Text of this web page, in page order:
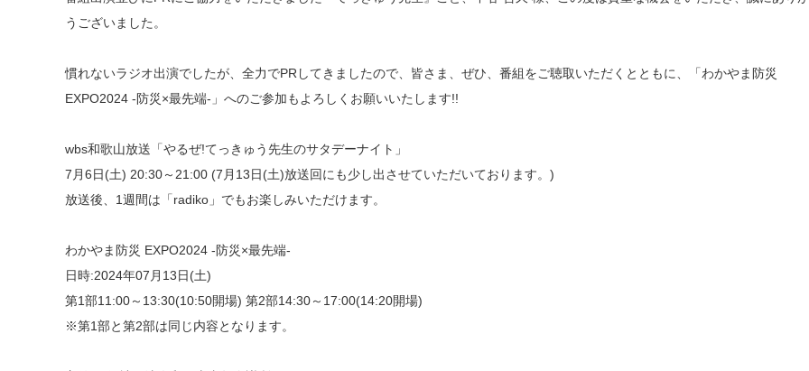
うございました。
慣れないラジオ出演でしたが、全力でPRしてきましたので、皆さま、ぜひ、番組をご聴取いただくとともに、「わかやま防災
EXPO2024 -防災×最先端-」へのご参加もよろしくお願いいたします!!
wbs和歌山放送「やるぜ!てっきゅう先生のサタデーナイト」
7月6日(土) 20:30～21:00 (7月13日(土)放送回にも少し出させていただいております。)
放送後、1週間は「radiko」でもお楽しみいただけます。
わかやま防災 EXPO2024 -防災×最先端-
日時:2024年07月13日(土)
第1部11:00～13:30(10:50開場) 第2部14:30～17:00(14:20開場)
※第1部と第2部は同じ内容となります。